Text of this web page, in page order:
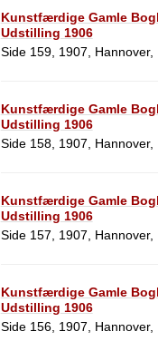
Kunstfærdige Gamle
Udstilling 1906
Side 159, 1907, Hannover,
Kunstfærdige Gamle
Udstilling 1906
Side 158, 1907, Hannover,
Kunstfærdige Gamle
Udstilling 1906
Side 157, 1907, Hannover,
Kunstfærdige Gamle
Udstilling 1906
Side 156, 1907, Hannover,